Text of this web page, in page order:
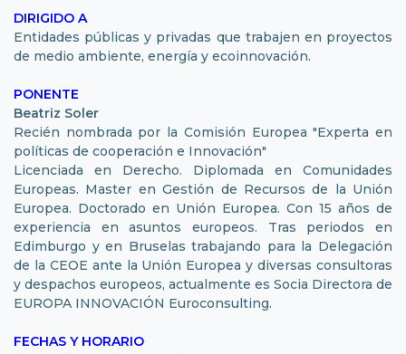
DIRIGIDO A
Entidades públicas y privadas que trabajen en proyectos
de medio ambiente, energía y ecoinnovación.
PONENTE
Beatriz Soler
Recién nombrada por la Comisión Europea "Experta en
políticas de cooperación e Innovación"
Licenciada en Derecho. Diplomada en Comunidades
Europeas. Master en Gestión de Recursos de la Unión
Europea. Doctorado en Unión Europea. Con 15 años de
experiencia en asuntos europeos. Tras periodos en
Edimburgo y en Bruselas trabajando para la Delegación
de la CEOE ante la Unión Europea y diversas consultoras
y despachos europeos, actualmente es Socia Directora de
EUROPA INNOVACIÓN Euroconsulting.
FECHAS Y HORARIO